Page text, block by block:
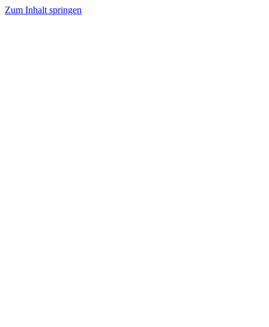
Zum Inhalt springen